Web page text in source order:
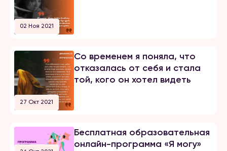
02 Ноя 2021
27 Окт 2021
Со временем я поняла, что
отказалась от себя и стала
той, кого он хотел видеть
Бесплатная образовательная
онлайн-программа «Я могу»